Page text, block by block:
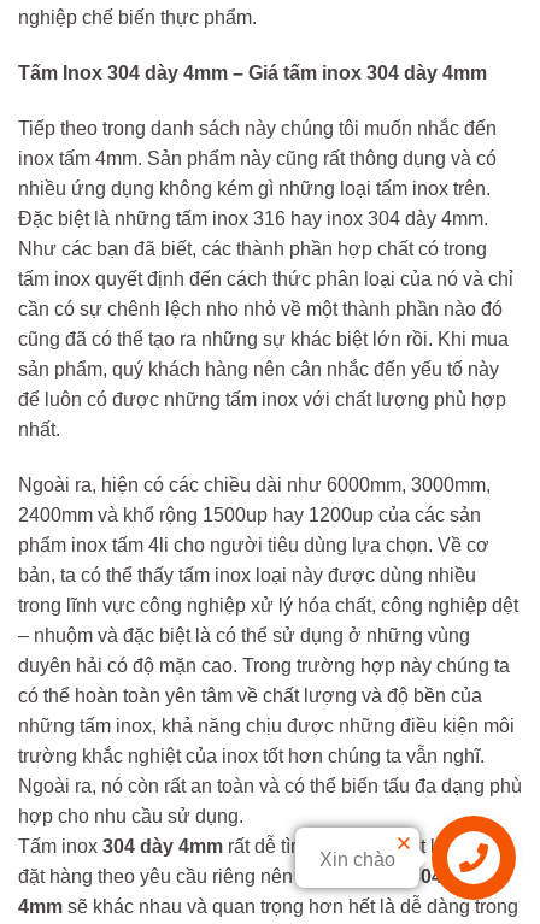
Xin chào
nghiệp chế biến thực phẩm.
Tấm Inox 304 dày 4mm – Giá tấm inox 304 dày 4mm
Tiếp theo trong danh sách này chúng tôi muốn nhắc đến
inox tấm 4mm. Sản phẩm này cũng rất thông dụng và có
nhiều ứng dụng không kém gì những loại tấm inox trên.
Đặc biệt là những tấm inox 316 hay inox 304 dày 4mm.
Như các bạn đã biết, các thành phần hợp chất có trong
tấm inox quyết định đến cách thức phân loại của nó và chỉ
cần có sự chênh lệch nho nhỏ về một thành phần nào đó
cũng đã có thể tạo ra những sự khác biệt lớn rồi. Khi mua
sản phẩm, quý khách hàng nên cân nhắc đến yếu tố này
để luôn có được những tấm inox với chất lượng phù hợp
nhất.
Ngoài ra, hiện có các chiều dài như 6000mm, 3000mm,
2400mm và khổ rộng 1500up hay 1200up của các sản
phẩm inox tấm 4li cho người tiêu dùng lựa chọn. Về cơ
bản, ta có thể thấy tấm inox loại này được dùng nhiều
trong lĩnh vực công nghiệp xử lý hóa chất, công nghiệp dệt
– nhuộm và đặc biệt là có thể sử dụng ở những vùng
duyên hải có độ mặn cao. Trong trường hợp này chúng ta
có thể hoàn toàn yên tâm về chất lượng và độ bền của
những tấm inox, khả năng chịu được những điều kiện môi
trường khắc nghiệt của inox tốt hơn chúng ta vẫn nghĩ.
Ngoài ra, nó còn rất an toàn và có thể biến tấu đa dạng phù
hợp cho nhu cầu sử dụng.
Tấm inox 304 dày 4mm rất dễ tìm mua, đặc biệt là có thể
đặt hàng theo yêu cầu riêng nên
304 dày
4mm sẽ khác nhau và quan trọng hơn hết là dễ dàng trong